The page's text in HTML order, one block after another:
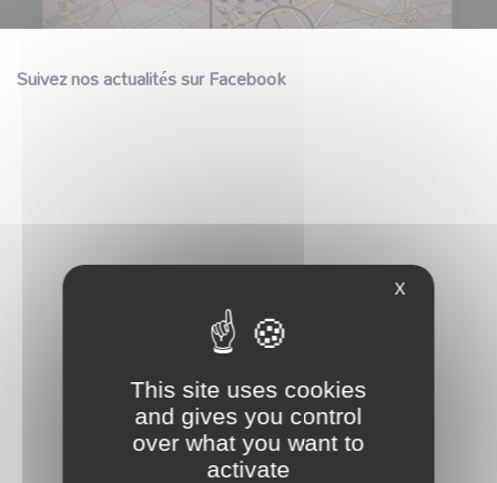
Suivez nos actualités sur Facebook
X
This site uses cookies
and gives you control
over what you want to
activate